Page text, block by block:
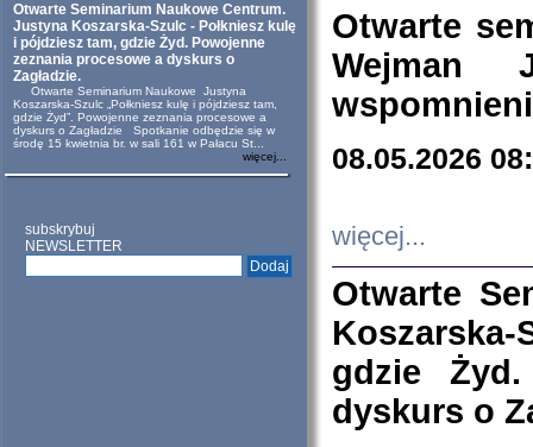
Otwarte Seminarium Naukowe Centrum.
Justyna Koszarska-Szulc - Połkniesz kulę
i pójdziesz tam, gdzie Żyd. Powojenne
zeznania procesowe a dyskurs o
Zagładzie.
Otwarte Seminarium Naukowe Justyna
Koszarska-Szulc „Połkniesz kulę i pójdziesz tam,
gdzie Żyd”. Powojenne zeznania procesowe a
dyskurs o Zagładzie Spotkanie odbędzie się w
środę 15 kwietnia br. w sali 161 w Pałacu St...
więcej...
subskrybuj
NEWSLETTER
Otwarte
Wejman
08.05.2026
więcej...
Otwarte
Koszarska-
gdzie
dyskurs o